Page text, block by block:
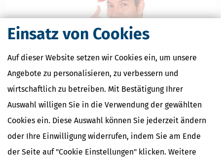
Einsatz von Cookies
Auf dieser Website setzen wir Cookies ein, um unsere
Angebote zu personalisieren, zu verbessern und
wirtschaftlich zu betreiben. Mit Bestätigung Ihrer
Auswahl willigen Sie in die Verwendung der gewählten
Cookies ein. Diese Auswahl können Sie jederzeit ändern
oder Ihre Einwilligung widerrufen, indem Sie am Ende
der Seite auf "Cookie Einstellungen" klicken. Weitere
möglich
28.06.2026, 06:47 Uhr]Minijobber, die sich von der
Rentenversicherungspflicht haben befreien lassen, können diese